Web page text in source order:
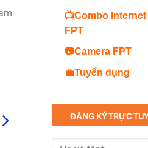
📺Combo
FPT
📷Camera FPT
💼Tuyển dụng
ĐĂNG KÝ TRỰC